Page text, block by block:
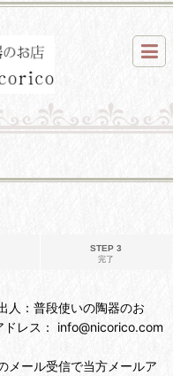
STEP 3
完了
人：普段使いの陶器のお
レス： info@nicorico.com
メール受信で当方メールア